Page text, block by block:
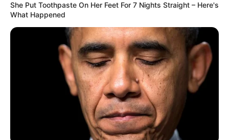
She Put Toothpaste On Her Feet For 7 Nights Straight – Here's
What Happened